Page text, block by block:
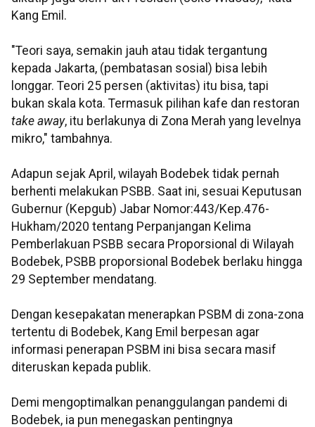
Kang Emil.
"Teori saya, semakin jauh atau tidak tergantung
kepada Jakarta, (pembatasan sosial) bisa lebih
longgar. Teori 25 persen (aktivitas) itu bisa, tapi
bukan skala kota. Termasuk pilihan kafe dan restoran
take away, itu berlakunya di Zona Merah yang levelnya
mikro," tambahnya.
Adapun sejak April, wilayah Bodebek tidak pernah
berhenti melakukan PSBB. Saat ini, sesuai Keputusan
Gubernur (Kepgub) Jabar Nomor:443/Kep.476-
Hukham/2020 tentang Perpanjangan Kelima
Pemberlakuan PSBB secara Proporsional di Wilayah
Bodebek, PSBB proporsional Bodebek berlaku hingga
29 September mendatang.
Dengan kesepakatan menerapkan PSBM di zona-zona
tertentu di Bodebek, Kang Emil berpesan agar
informasi penerapan PSBM ini bisa secara masif
diteruskan kepada publik.
Demi mengoptimalkan penanggulangan pandemi di
Bodebek, ia pun menegaskan pentingnya